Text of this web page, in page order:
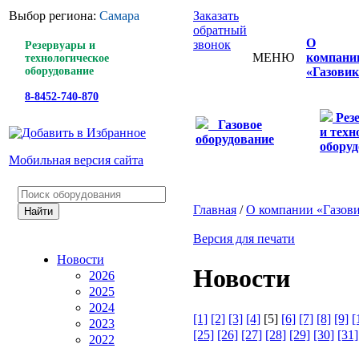
Выбор региона: Самара
Резервуары и
технологическое
оборудование
8-8452-740-870
Мобильная версия сайта
Заказать
обратный
звонок
МЕНЮ
О
Газовое
оборудование
и
Новости
2026
2025
2024
2023
2022
Главная /О компании
Версия для печати
Новости
[1] [2] [3] [4] [5] [6] [7] [8] [9]
[25] [26] [27] [28] [29] [30] [31]